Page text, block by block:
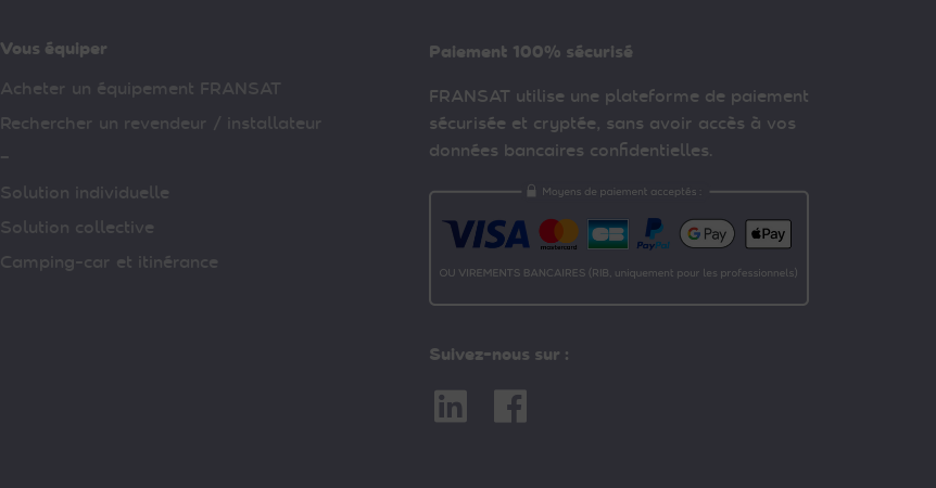
Vous équiper
Acheter un équipement FRANSAT
Rechercher un revendeur / installateur
–
Solution individuelle
Solution collective
Camping-car et itinérance
Paiement 100% sécurisé
FRANSAT utilise une plateforme de paiement
sécurisée et cryptée, sans avoir accès à vos
données bancaires confidentielles.
Suivez-nous sur :
Linkedin Facebook